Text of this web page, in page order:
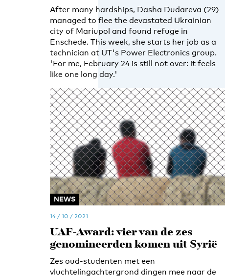
After many hardships, Dasha Dudareva (29)
managed to flee the devastated Ukrainian
city of Mariupol and found refuge in
Enschede. This week, she starts her job as a
technician at UT's Power Electronics group.
'For me, February 24 is still not over: it feels
like one long day.'
NEWS
14 / 10 / 2021
UAF-Award: vier van de zes
genomineerden komen uit Syrië
Zes oud-studenten met een
vluchtelingachtergrond dingen mee naar de